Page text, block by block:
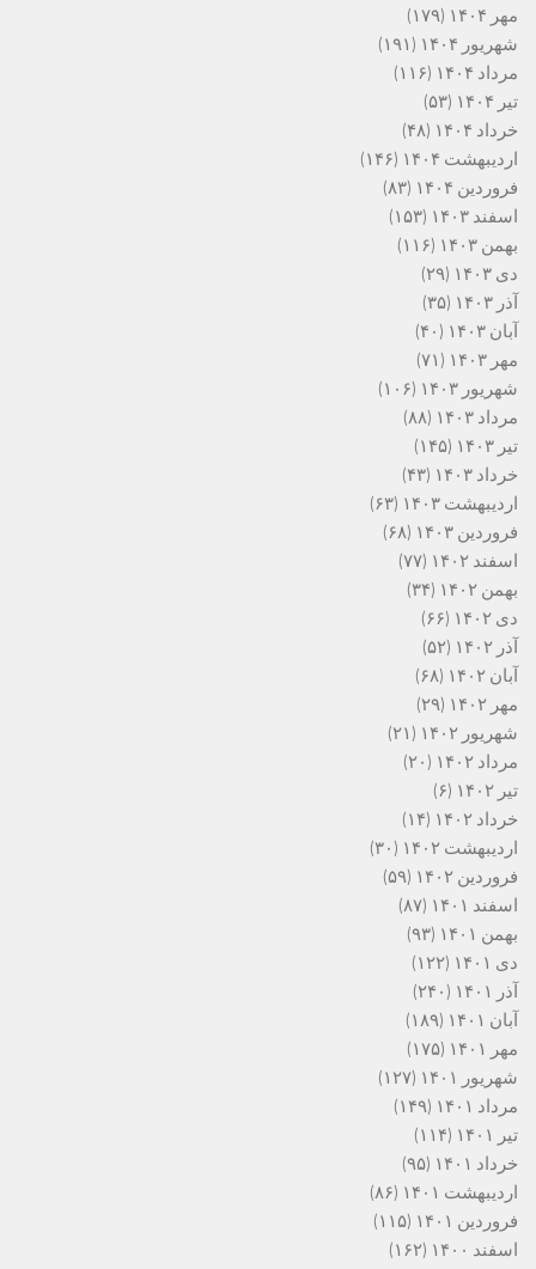
مهر ۱۴۰۴
(۱۷۹)
شهریور ۱۴۰۴
(۱۹۱)
مرداد ۱۴۰۴
(۱۱۶)
تیر ۱۴۰۴
(۵۳)
خرداد ۱۴۰۴
(۴۸)
اردیبهشت ۱۴۰۴
(۱۴۶)
فروردین ۱۴۰۴
(۸۳)
اسفند ۱۴۰۳
(۱۵۳)
بهمن ۱۴۰۳
(۱۱۶)
دی ۱۴۰۳
(۲۹)
آذر ۱۴۰۳
(۳۵)
آبان ۱۴۰۳
(۴۰)
مهر ۱۴۰۳
(۷۱)
شهریور ۱۴۰۳
(۱۰۶)
مرداد ۱۴۰۳
(۸۸)
تیر ۱۴۰۳
(۱۴۵)
خرداد ۱۴۰۳
(۴۳)
اردیبهشت ۱۴۰۳
(۶۳)
فروردین ۱۴۰۳
(۶۸)
اسفند ۱۴۰۲
(۷۷)
بهمن ۱۴۰۲
(۳۴)
دی ۱۴۰۲
(۶۶)
آذر ۱۴۰۲
(۵۲)
آبان ۱۴۰۲
(۶۸)
مهر ۱۴۰۲
(۲۹)
شهریور ۱۴۰۲
(۲۱)
مرداد ۱۴۰۲
(۲۰)
تیر ۱۴۰۲
(۶)
خرداد ۱۴۰۲
(۱۴)
اردیبهشت ۱۴۰۲
(۳۰)
فروردین ۱۴۰۲
(۵۹)
اسفند ۱۴۰۱
(۸۷)
بهمن ۱۴۰۱
(۹۳)
دی ۱۴۰۱
(۱۲۲)
آذر ۱۴۰۱
(۲۴۰)
آبان ۱۴۰۱
(۱۸۹)
مهر ۱۴۰۱
(۱۷۵)
شهریور ۱۴۰۱
(۱۲۷)
مرداد ۱۴۰۱
(۱۴۹)
تیر ۱۴۰۱
(۱۱۴)
خرداد ۱۴۰۱
(۹۵)
اردیبهشت ۱۴۰۱
(۸۶)
فروردین ۱۴۰۱
(۱۱۵)
اسفند ۱۴۰۰
(۱۶۲)